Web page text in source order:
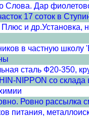
Слова. Дар
17 соток в
и др.Установка,
в частную школу
сталь Ф20-350,
NIPPON со склада
Ровно рассылка
питания,